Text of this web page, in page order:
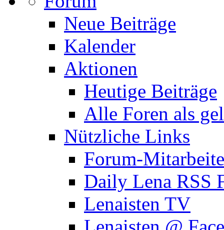
Neue Beiträge
Kalender
Aktionen
Heutige Beiträge
Alle Foren als
Nützliche Links
Forum-
Daily Lena RSS
Lenaisten TV